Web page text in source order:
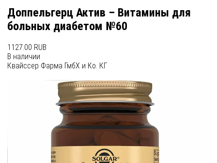
Доппельгерц Актив – Витамины для
больных диабетом №60
1127.00 RUB
В наличии
Квайссер Фарма ГмбХ и Ко. КГ